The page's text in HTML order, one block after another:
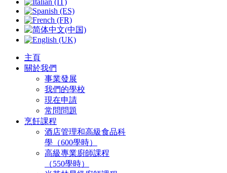
主頁
關於我們
事業發展
我們的學校
現在申請
常問問題
烹飪課程
酒店管理和高級食品科
學（600學時）
高級專業廚師課程
（550學時）